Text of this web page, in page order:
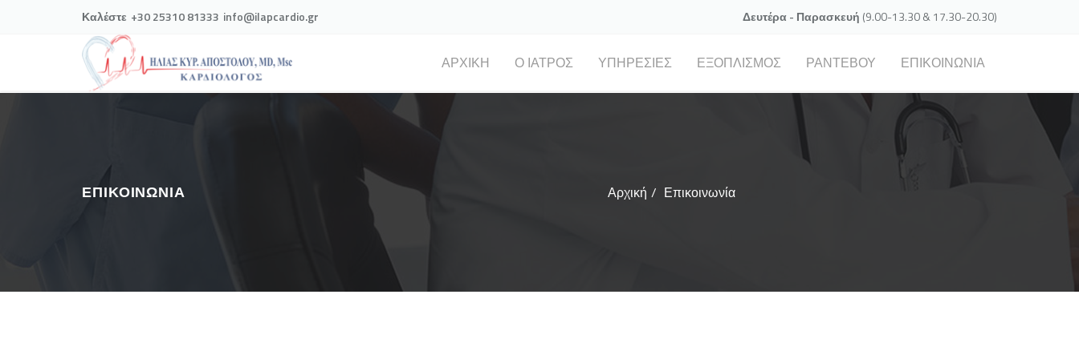
Καλέστε +30 25310 81333 info@ilapcardio.gr Δευτέρα - Παρασκευή (9.00-13.30 & 17.30-20.30)
ΑΡΧΙΚΉ Ο ΙΑΤΡΌΣ ΥΠΗΡΕΣΊΕΣ ΕΞΟΠΛΙΣΜΌΣ ΡΑΝΤΕΒΟΎ ΕΠΙΚΟΙΝΩΝΊΑ
ΕΠΙΚΟΙΝΩΝΊΑ Αρχική Επικοινωνία